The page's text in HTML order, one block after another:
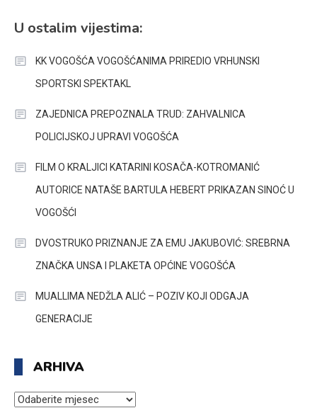
U ostalim vijestima:
KK VOGOŠĆA VOGOŠĆANIMA PRIREDIO VRHUNSKI
SPORTSKI SPEKTAKL
ZAJEDNICA PREPOZNALA TRUD: ZAHVALNICA
POLICIJSKOJ UPRAVI VOGOŠĆA
FILM O KRALJICI KATARINI KOSAČA-KOTROMANIĆ
AUTORICE NATAŠE BARTULA HEBERT PRIKAZAN SINOĆ U
VOGOŠĆI
DVOSTRUKO PRIZNANJE ZA EMU JAKUBOVIĆ: SREBRNA
ZNAČKA UNSA I PLAKETA OPĆINE VOGOŠĆA
MUALLIMA NEDŽLA ALIĆ – POZIV KOJI ODGAJA
GENERACIJE
ARHIVA
ARHIVA